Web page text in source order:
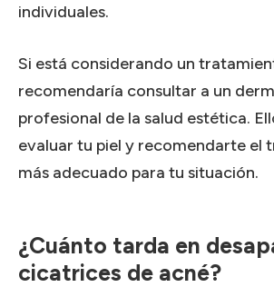
individuales.
Si está considerando un
recomendaría consultar a un
profesional de la salud estética.
evaluar tu piel y recomendarte el
más adecuado para tu situación.
¿Cuánto tarda en
cicatrices de acné?